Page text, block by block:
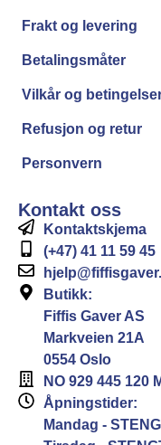
Frakt og levering
Betalingsmåter
Vilkår og
Refusjon og retur
Personvern
Kontakt oss
Kontaktskjema
(+47) 41 11 59 45
Butikk:
Fiffis Gaver AS
Markveien 21A
0554 Oslo
NO 929 445 120
Åpningstider:
Mandag -